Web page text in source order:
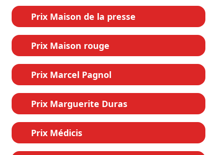
Prix Maison de la presse
Prix Maison rouge
Prix Marcel Pagnol
Prix Marguerite Duras
Prix Médicis